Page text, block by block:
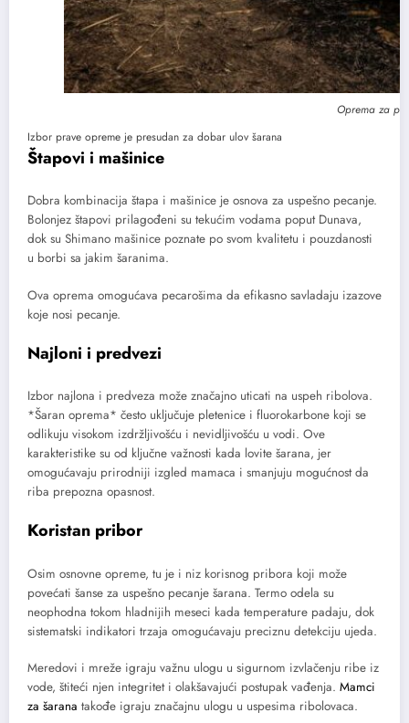
Oprema za
Izbor prave opreme je presudan za dobar ulov šarana
Štapovi i mašinice
Dobra kombinacija štapa i mašinice je osnova za uspešno pecanje.
Bolonjez štapovi prilagođeni su tekućim vodama poput Dunava,
dok su Shimano mašinice poznate po svom kvalitetu i pouzdanosti
u borbi sa jakim šaranima.
Ova oprema omogućava pecarošima da efikasno savladaju izazove
koje nosi pecanje.
Najloni i predvezi
Izbor najlona i predveza može značajno uticati na uspeh ribolova.
*Šaran oprema* često uključuje pletenice i fluorokarbone koji se
odlikuju visokom izdržljivošću i nevidljivošću u vodi. Ove
karakteristike su od ključne važnosti kada lovite šarana, jer
omogućavaju prirodniji izgled mamaca i smanjuju mogućnost da
riba prepozna opasnost.
Koristan pribor
Osim osnovne opreme, tu je i niz korisnog pribora koji može
povećati šanse za uspešno pecanje šarana. Termo odela su
neophodna tokom hladnijih meseci kada temperature padaju, dok
sistematski indikatori trzaja omogućavaju preciznu detekciju ujeda.
Meredovi i mreže igraju važnu ulogu u sigurnom izvlačenju ribe iz
vode, štiteći njen integritet i olakšavajući postupak vađenja. Mamci
za šarana takođe igraju značajnu ulogu u uspesima ribolovaca.